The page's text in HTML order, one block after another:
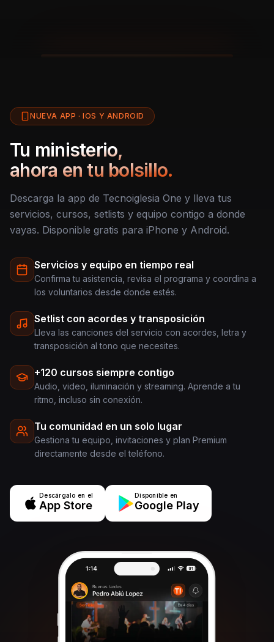
NUEVA APP · IOS Y ANDROID
Tu ministerio,
ahora en tu bolsillo.
Descarga la app de Tecnoiglesia One y lleva tus
servicios, cursos, setlists y equipo contigo a donde
vayas. Disponible gratis para iPhone y Android.
Servicios y equipo en tiempo real
Confirma tu asistencia, revisa el programa y coordina a
los voluntarios desde donde estés.
Setlist con acordes y transposición
Lleva las canciones del servicio con acordes, letra y
transposición al tono que necesites.
+120 cursos siempre contigo
Audio, video, iluminación y streaming. Aprende a tu
ritmo, incluso sin conexión.
Tu comunidad en un solo lugar
Gestiona tu equipo, invitaciones y plan Premium
directamente desde el teléfono.
Descárgalo en el
App Store
Disponible en
Google Play